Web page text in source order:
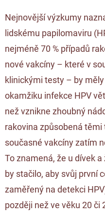
Nejnovější výzkumy
lidskému papilomaviru
nejméně 70 % případů
nové vakcíny – které v
klinickými testy – by
okamžiku infekce HPV
než vznikne zhoubný
rakovina způsobená těmi
současné vakcíny zatím
To znamená, že u dívek
by stačilo, aby svůj první
zaměřený na detekci
později než ve věku 20 či